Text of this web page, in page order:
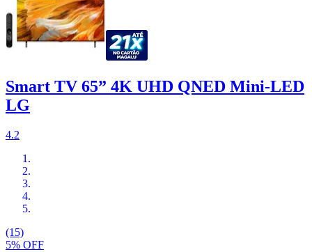
Smart TV 65” 4K UHD QNED Mini-LED
LG
4.2
(15)
5% OFF